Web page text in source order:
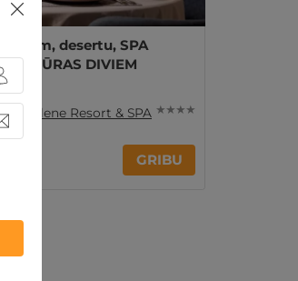
desertu, SPA
DIVIEM
Silene Resort & SPA ★ ★ ★ ★
GRIBU